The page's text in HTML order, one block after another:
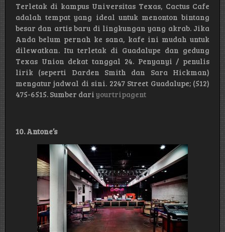
Terletak di kampus Universitas Texas, Cactus Cafe
adalah tempat yang ideal untuk menonton bintang
besar dan artis baru di lingkungan yang akrab. Jika
Anda belum pernah ke sana, kafe ini mudah untuk
dilewatkan. Itu terletak di Guadalupe dan gedung
Texas Union dekat tanggal 24. Penyanyi / penulis
lirik (seperti Darden Smith dan Sara Hickman)
mengatur jadwal di sini. 2247 Street Guadalupe; (512)
475-6515. Sumber dari yourtripagent
10. Antone’s